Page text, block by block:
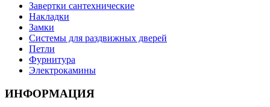
Завертки сантехнические
Накладки
Замки
Системы для раздвижных дверей
Петли
Фурнитура
Электрокамины
ИНФОРМАЦИЯ